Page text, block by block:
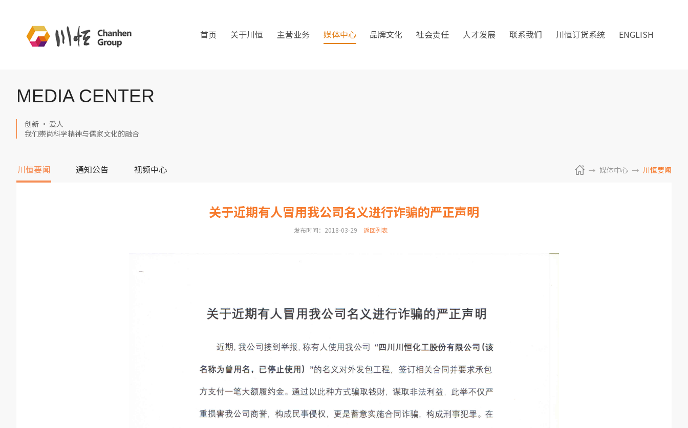
首页 关于川恒 主营业务 媒体中心 品牌文化 社会责任 人才发展 联系我们 川恒订货系统 ENGLISH
MEDIA CENTER
创新 · 爱人
我们崇尚科学精神与儒家文化的融合
川恒要闻 通知公告 视频中心 媒体中心 川恒要闻
关于近期有人冒用我公司名义进行诈骗的严正声明
发布时间：2018-03-29 返回列表